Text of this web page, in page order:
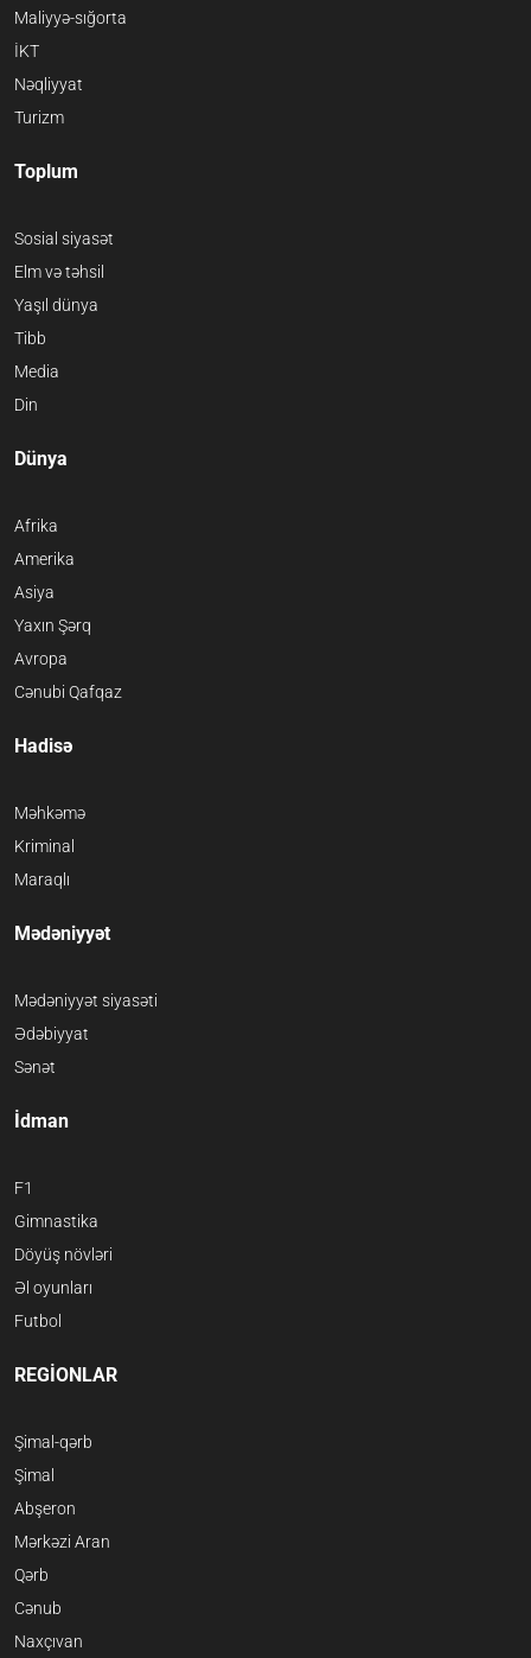
Maliyyə-sığorta
İKT
Nəqliyyat
Turizm
Toplum
Sosial siyasət
Elm və təhsil
Yaşıl dünya
Tibb
Media
Din
Dünya
Afrika
Amerika
Asiya
Yaxın Şərq
Avropa
Cənubi Qafqaz
Hadisə
Məhkəmə
Kriminal
Maraqlı
Mədəniyyət
Mədəniyyət siyasəti
Ədəbiyyat
Sənət
İdman
F1
Gimnastika
Döyüş növləri
Əl oyunları
Futbol
REGİONLAR
Şimal-qərb
Şimal
Abşeron
Mərkəzi Aran
Qərb
Cənub
Naxçıvan